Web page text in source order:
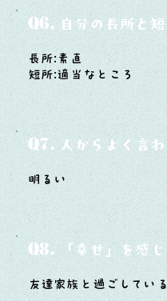
Q6. 自分の長所と短
長所:素直
短所:適当なところ
Q7. 人からよく言
明るい
Q8. 「幸せ」を感
友達家族と過ごしてい